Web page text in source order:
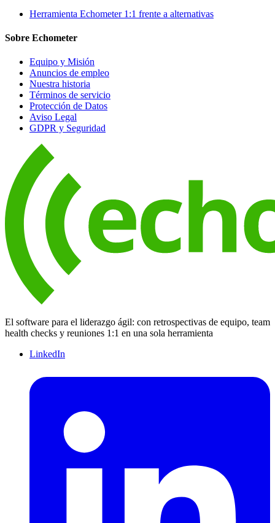
Herramienta Echometer 1:1 frente a alternativas
Sobre Echometer
Equipo y Misión
Anuncios de empleo
Nuestra historia
Términos de servicio
Protección de Datos
Aviso Legal
GDPR y Seguridad
El software para el liderazgo ágil: con retrospectivas de equipo, team
health checks y reuniones 1:1 en una sola herramienta
LinkedIn